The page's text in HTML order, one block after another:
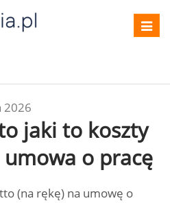
2026
jaki to koszty
o pracę
(na rękę) na umowę o